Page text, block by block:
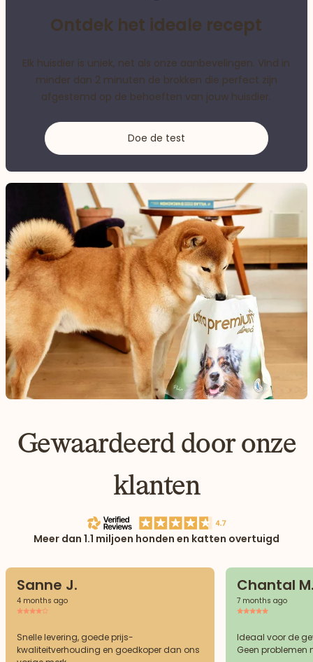
Ontdek het ideale recept
Elk huisdier is uniek, net als onze aanbevelingen. Vind in
minder dan 2 minuten de brokken die perfect zijn
afgestemd op de behoeften van jouw huisdier.
Doe de test
Gewaardeerd door onze
klanten
Meer dan 1.1 miljoen honden en katten overtuigd
Sanne J.
4 months ago
Snelle levering, goede prijs-
kwaliteitverhouding en goedkoper dan ons
Chantal
7 months ago
Ideaal voor de
Geen problemen